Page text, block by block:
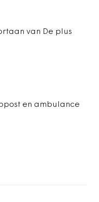
van De plus
en ambulance